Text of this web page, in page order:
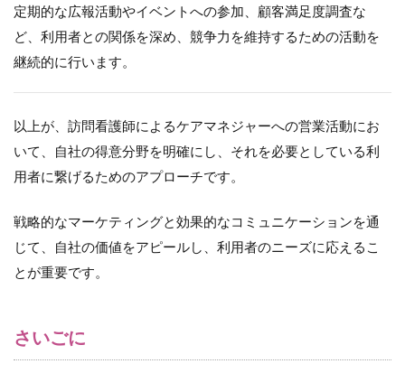
定期的な広報活動やイベントへの参加、顧客満足度調査な
ど、利用者との関係を深め、競争力を維持するための活動を
継続的に行います。
以上が、訪問看護師によるケアマネジャーへの営業活動にお
いて、自社の得意分野を明確にし、それを必要としている利
用者に繋げるためのアプローチです。
戦略的なマーケティングと効果的なコミュニケーションを通
じて、自社の価値をアピールし、利用者のニーズに応えるこ
とが重要です。
さいごに